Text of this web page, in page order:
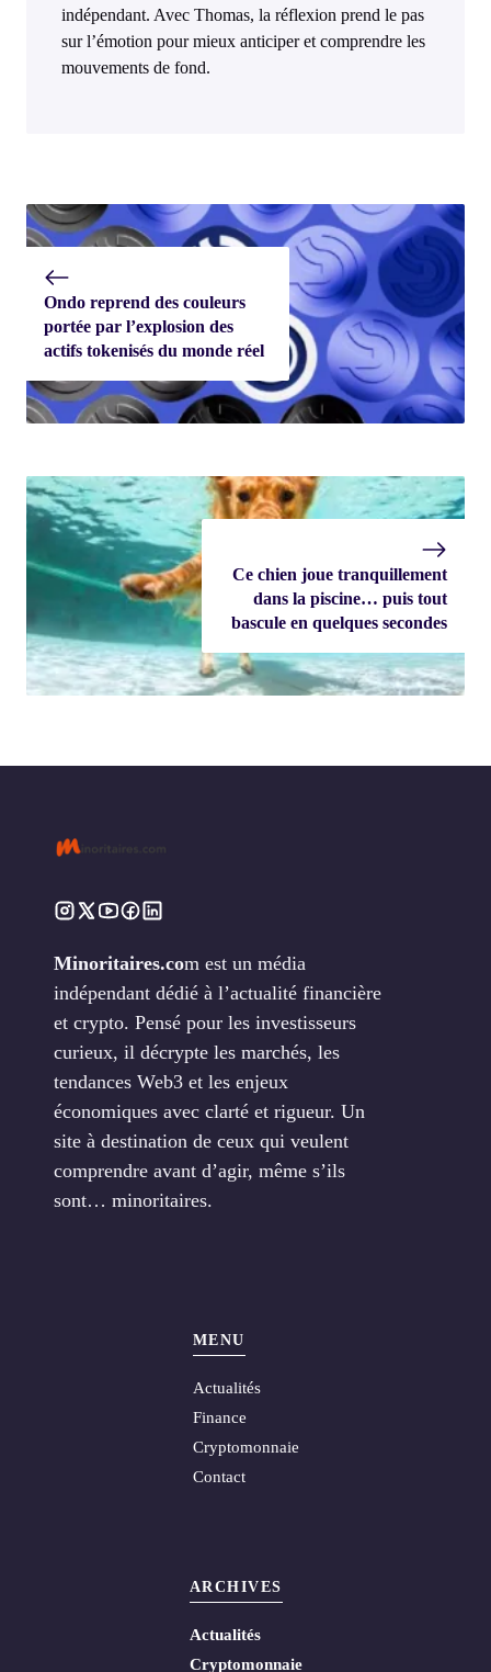
indépendant. Avec Thomas, la réflexion prend le pas
sur l’émotion pour mieux anticiper et comprendre les
mouvements de fond.
Ondo reprend des couleurs
portée par l’explosion des
actifs tokenisés du monde réel
Ce chien joue tranquillement
dans la piscine… puis tout
bascule en quelques secondes
Minoritaires.com est un média
indépendant dédié à l’actualité financière
et crypto. Pensé pour les investisseurs
curieux, il décrypte les marchés, les
tendances Web3 et les enjeux
économiques avec clarté et rigueur. Un
site à destination de ceux qui veulent
comprendre avant d’agir, même s’ils
sont… minoritaires.
MENU
Actualités
Finance
Cryptomonnaie
Contact
ARCHIVES
Actualités
Cryptomonnaie